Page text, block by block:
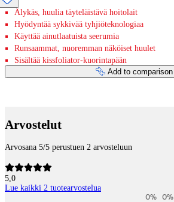
Älykäs, huulia täyteläistävä hoitolait
Hyödyntää sykkivää tyhjiöteknologiaa
Käyttää ainutlaatuista seerumia
Runsaammat, nuoremman näköiset huulet
Sisältää kissfoliator-kuorintapään
Add to comparison
Arvostelut
Arvosana 5/5 perustuen 2 arvosteluun
5,0
Lue kaikki 2 tuotearvostelua
0% 0%